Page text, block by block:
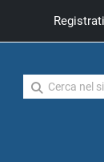
Registrati